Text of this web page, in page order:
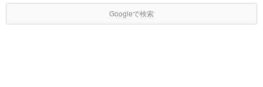
Googleで検索